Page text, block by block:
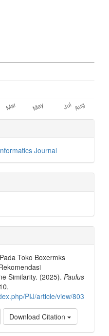
Journal
Toko Boxermks
Similarity. (2025). Paulus
PIJ/article/view/803
Download Citation